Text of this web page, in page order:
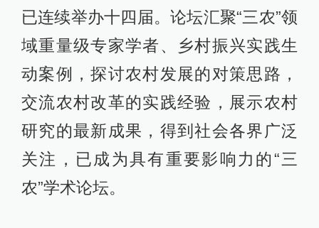
已连续举办十四届。论坛汇聚“三农”领
域重量级专家学者、乡村振兴实践生
动案例，探讨农村发展的对策思路，
交流农村改革的实践经验，展示农村
研究的最新成果，得到社会各界广泛
关注，已成为具有重要影响力的“三
农”学术论坛。